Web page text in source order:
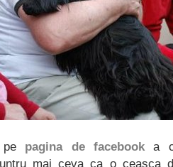
pagina de facebook a
mai ceva ca o ceasca